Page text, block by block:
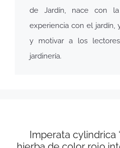
de Jardín, nace con
experiencia con el jardín,
y motivar a los
jardinería.
Imperata cylindrica